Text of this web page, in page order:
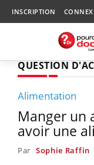
INSCRIPTION
QUESTION
Alimentation
Manger un
avoir une
Par Sophie Raffin